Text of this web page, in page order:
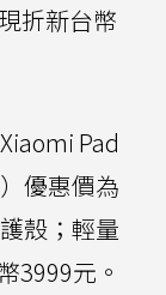
折新台幣
Pad
優惠價為
殼；輕量
3999元。